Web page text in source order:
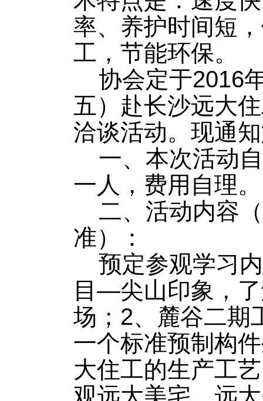
率、养护时间短
工，节能环保。
协会定于2016
五）赴长沙远大
洽谈活动。现通
一、本次活动
一人，费用自理。
二、活动内容
准）：
预定参观学习
目—尖山印象，
场；2、麓谷二期
一个标准预制构
大住工的生产工
观远大美宅、远